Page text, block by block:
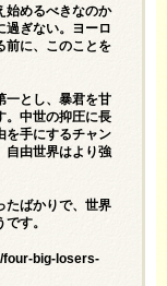
始めるべきなのか
過ぎない。ヨーロ
前に、このことを
一とし、暴君を甘
。中世の抑圧に長
を手にするチャン
自由世界はより強
たばかりで、世界
す。
four-big-losers-